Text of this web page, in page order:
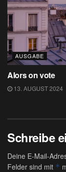
AUSGABE
Alors on vote
13. AUGUST 2024
Schreibe
Deine E-Mail-
Felder sind mit *